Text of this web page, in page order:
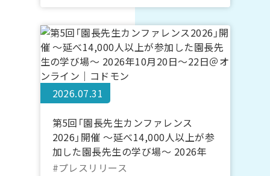
2026.07.31
第5回「園長先生カンファレンス
2026」開催 ～延べ14,000人以上が参
加した園長先生の学び場～ 2026年
10月20日～22日＠オンライン｜コド
#プレスリリース